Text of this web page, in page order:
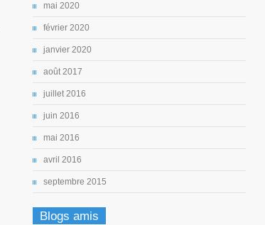
mai 2020
février 2020
janvier 2020
août 2017
juillet 2016
juin 2016
mai 2016
avril 2016
septembre 2015
Blogs amis